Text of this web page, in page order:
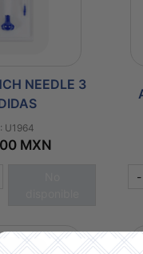
NEEDLE 3
U1964
MXN
-